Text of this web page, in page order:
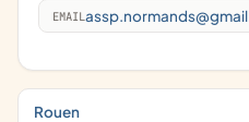
EMAIL
Rouen